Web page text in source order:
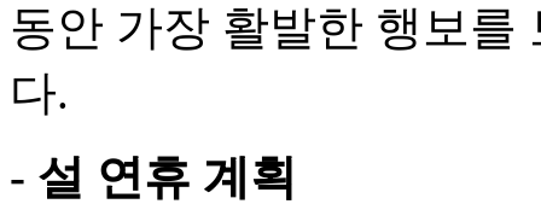
동안 가장 활발한 행보를
다.
- 설 연휴 계획